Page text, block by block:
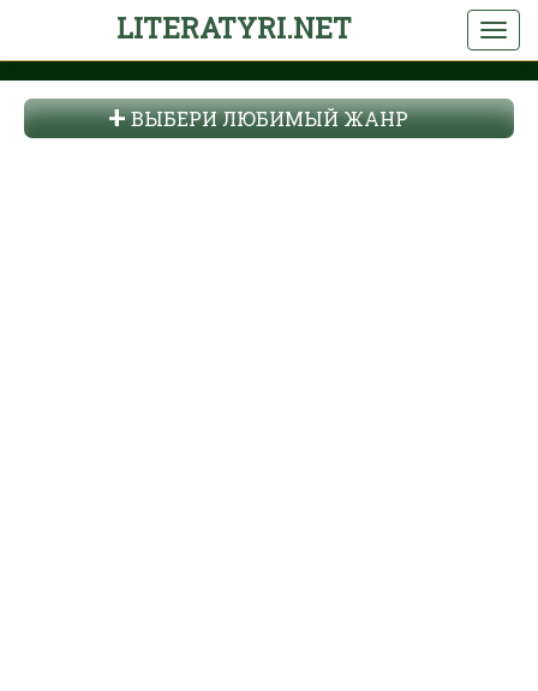
LITERATYRI.NET
ВЫБЕРИ ЛЮБИМЫЙ ЖАНР